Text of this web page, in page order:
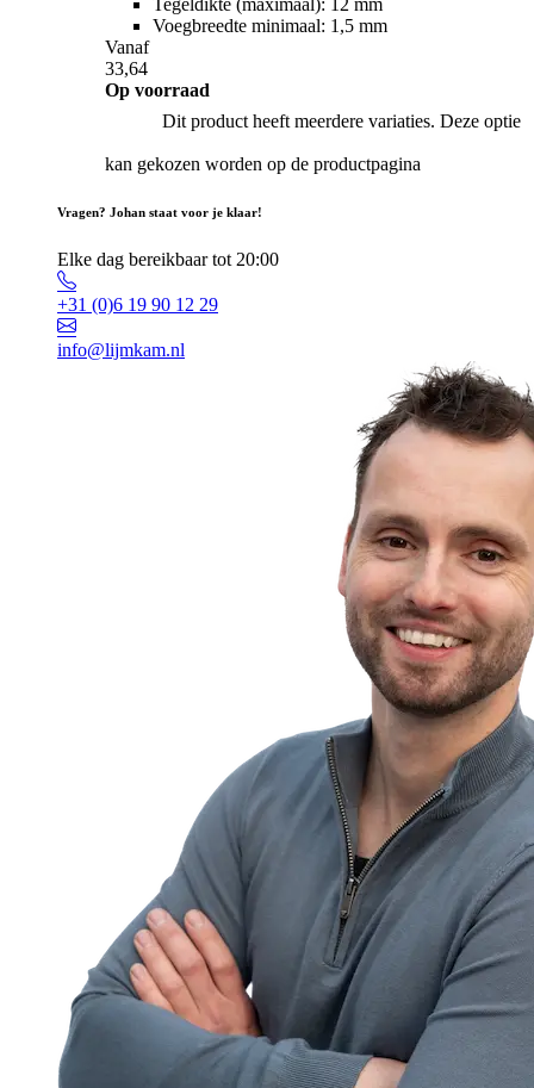
Voegbreedte minimaal: 1,5 mm
Vanaf
33,64
Op voorraad
Dit product heeft meerdere variaties. Deze optie
kan gekozen worden op de productpagina
Vragen? Johan staat voor je klaar!
Elke dag bereikbaar tot 20:00
+31 (0)6 19 90 12 29
info@lijmkam.nl